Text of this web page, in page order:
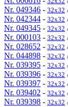
Nr. 049346 - 32x32
Nr. 042344 - 32x32
Nr. 049345 - 32x32
Nr. 000103 - 32x32
Nr. 028652 - 32x32
Nr. 044898 - 32x32
Nr. 039395 - 32x32
Nr. 039396 - 32x32
Nr. 039397 - 32x32
Nr. 039402 - 32x32
Nr. 039398 - 32x32